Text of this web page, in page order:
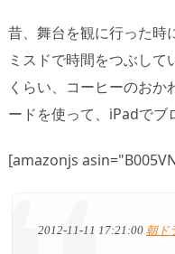
昔、舞台を観に行った時
ミスドで時間をつぶし
くらい、コーヒーのお
ードを使って、iPadでブ
[amazonjs
2012-11-11 17:21:00 朝ド